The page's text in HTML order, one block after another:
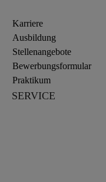
Karriere
Ausbildung
Stellenangebote
Bewerbungsformular
Praktikum
SERVICE